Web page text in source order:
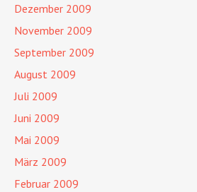
Dezember 2009
November 2009
September 2009
August 2009
Juli 2009
Juni 2009
Mai 2009
März 2009
Februar 2009